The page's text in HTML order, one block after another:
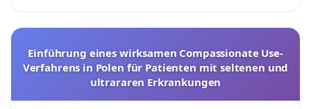
Einführung eines wirksamen Compassionate Use-
Verfahrens in Polen für Patienten mit seltenen und
ultrararen Erkrankungen